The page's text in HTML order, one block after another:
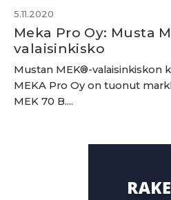
5.11.2020
Meka Pro Oy: Musta
valaisinkisko
Mustan MEK®-valaisinkiskon
MEKA Pro Oy on tuonut
MEK 70 B....